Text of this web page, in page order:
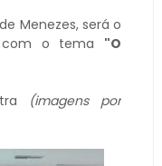
Menezes, será o
com o tema "O
(imagens por